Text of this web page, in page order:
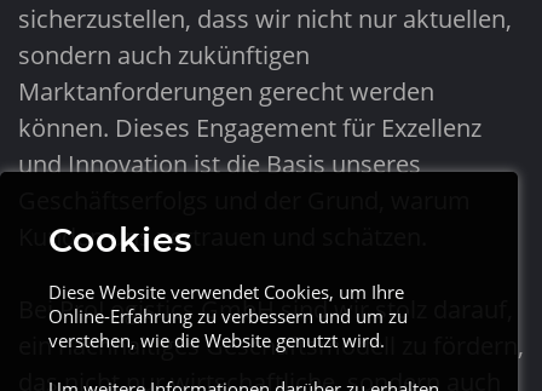
sicherzustellen, dass wir nicht nur aktuellen,
sondern auch zukünftigen
Marktanforderungen gerecht werden
können. Dieses Engagement für Exzellenz
und Innovation ist die Basis unseres
Kunden uns vertrauen und schätzen.
Bei ProLogistics GmbH sind wir stolz darauf,
ein nachhaltiges Geschäftsmodell zu fördern,
das nicht nur wirtschaftliche, sondern auch
Cookies
Diese Website verwendet Cookies, um Ihre
Online-Erfahrung zu verbessern und um zu
verstehen, wie die Website genutzt wird.